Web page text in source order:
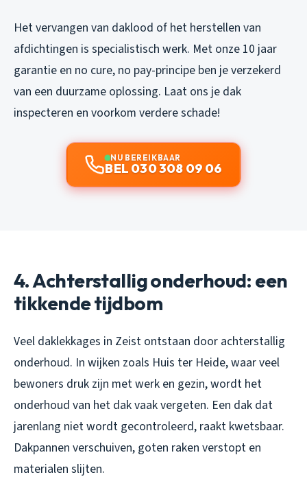
Het vervangen van daklood of het herstellen van
afdichtingen is specialistisch werk. Met onze 10 jaar
garantie en no cure, no pay-principe ben je verzekerd
van een duurzame oplossing. Laat ons je dak
inspecteren en voorkom verdere schade!
NU BEREIKBAAR
BEL 030 308 09 06
4. Achterstallig onderhoud: een
tikkende tijdbom
Veel daklekkages in Zeist ontstaan door achterstallig
onderhoud. In wijken zoals Huis ter Heide, waar veel
bewoners druk zijn met werk en gezin, wordt het
onderhoud van het dak vaak vergeten. Een dak dat
jarenlang niet wordt gecontroleerd, raakt kwetsbaar.
Dakpannen verschuiven, goten raken verstopt en
materialen slijten.